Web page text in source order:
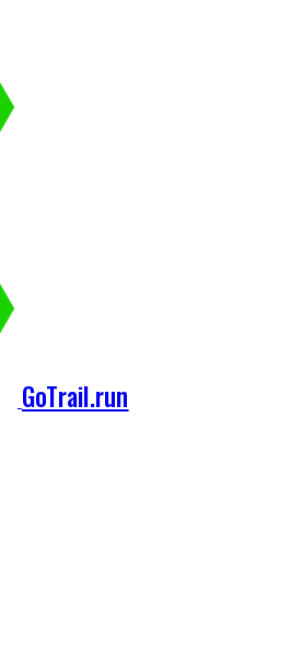
GoTrail.run